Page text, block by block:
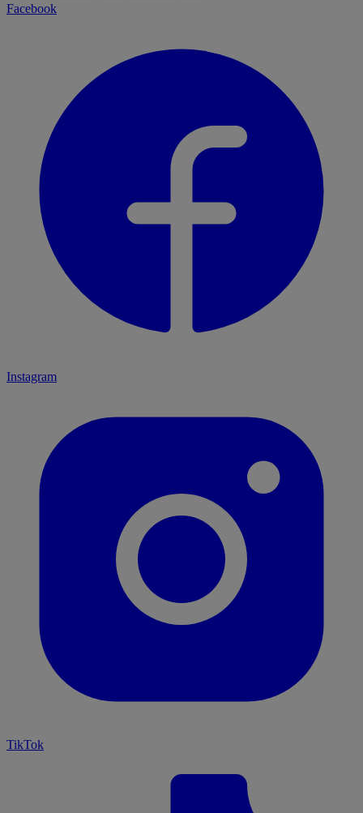
Facebook
Instagram
TikTok